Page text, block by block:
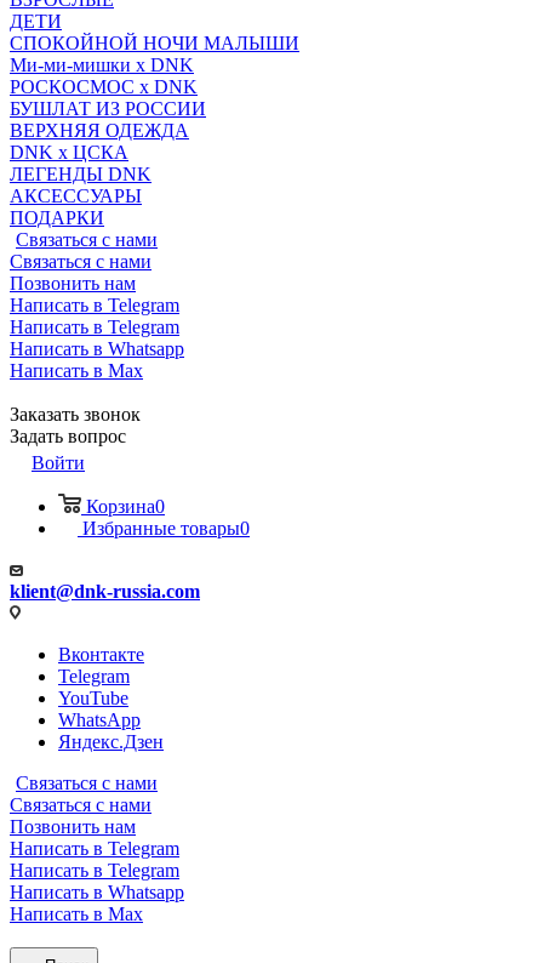
ДЕТИ
СПОКОЙНОЙ НОЧИ МАЛЫШИ
Ми-ми-мишки x DNK
РОСКОСМОС x DNK
БУШЛАТ ИЗ РОССИИ
ВЕРХНЯЯ ОДЕЖДА
DNK x ЦСКА
ЛЕГЕНДЫ DNK
АКСЕССУАРЫ
ПОДАРКИ
Связаться с нами
Связаться с нами
Позвонить нам
Написать в Telegram
Написать в Telegram
Написать в Whatsapp
Написать в Max
Заказать звонок
Задать вопрос
Войти
Корзина0
Избранные товары0
klient@dnk-russia.com
Вконтакте
Telegram
YouTube
WhatsApp
Яндекс.Дзен
Связаться с нами
Связаться с нами
Позвонить нам
Написать в Telegram
Написать в Telegram
Написать в Whatsapp
Написать в Max